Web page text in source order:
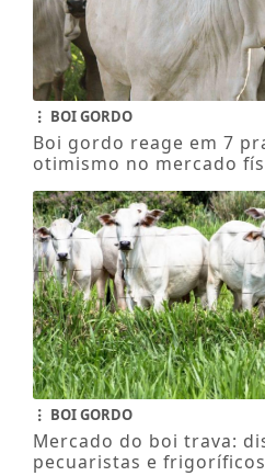
BOI GORDO
Boi gordo reage em 7
otimismo no mercado
BOI GORDO
Mercado do boi trava:
pecuaristas e